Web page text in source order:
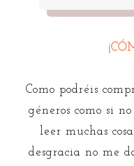
Como podréis
géneros como si
leer muchas
desgracia no me